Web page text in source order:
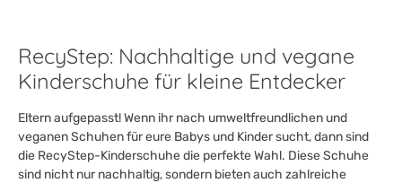
RecyStep: Nachhaltige und vegane
Kinderschuhe für kleine Entdecker
Eltern aufgepasst! Wenn ihr nach umweltfreundlichen und
veganen Schuhen für eure Babys und Kinder sucht, dann sind
die RecyStep-Kinderschuhe die perfekte Wahl. Diese Schuhe
sind nicht nur nachhaltig, sondern bieten auch zahlreiche